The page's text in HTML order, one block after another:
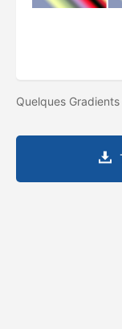
Quelques